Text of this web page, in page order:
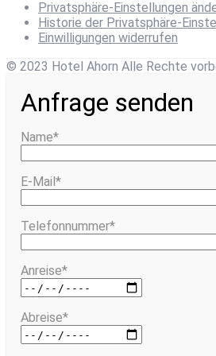
Privatsphäre-Einstellungen
Historie der Privatsphäre-
Einwilligungen widerrufen
© 2023 Hotel Ahorn Alle Rechte
Anfrage senden
Name*
E-Mail*
Telefonnummer*
Anreise*
Abreise*